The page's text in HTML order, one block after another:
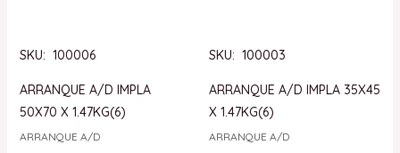
SKU: 100006
ARRANQUE A/D IMPLA
50X70 X 1.47KG(6)
ARRANQUE A/D
SKU: 100003
ARRANQUE A/D IMPLA 35X45
X 1.47KG(6)
ARRANQUE A/D